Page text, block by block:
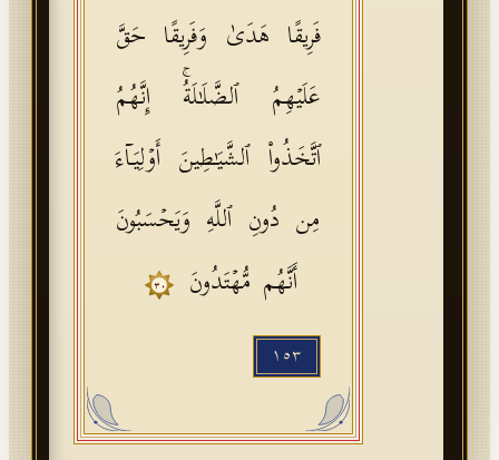
فَرِیقًا هَدَىٰ وَفَرِیقًا حَقَّ
عَلَیۡهِمُ ٱلضَّلَـٰلَةُۚ إِنَّهُمُ
ٱتَّخَذُوا۟ ٱلشَّیَـٰطِینَ أَوۡلِیَاۤءَ
مِن دُونِ ٱللَّهِ وَیَحۡسَبُونَ
أَنَّهُم مُّهۡتَدُونَ
٣٠
١٥٣